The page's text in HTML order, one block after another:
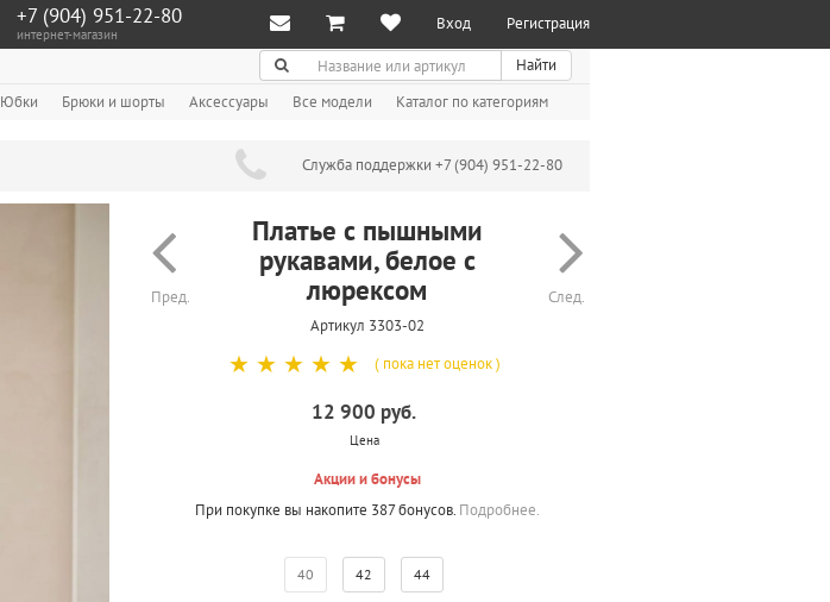
+7 (904) 951‑22‑80
интернет-магазин
Вход Регистрация
Поиск
Найти
Юбки Брюки и шорты Аксессуары Все модели Каталог по категориям
Служба поддержки +7 (904) 951-22-80
Пред.
Платье с пышными
рукавами, белое с
люрексом
Артикул 3303-02
След.
☆
☆
☆
☆
☆ ( пока нет оценок )
12 900 руб.
Цена
Акции и бонусы
При покупке вы накопите 387 бонусов. Подробнее.
40 42 44